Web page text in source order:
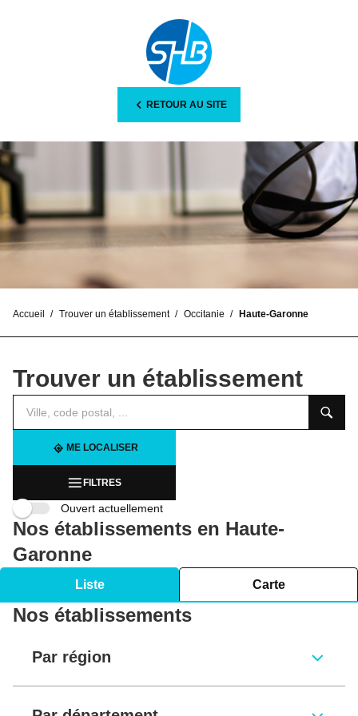
RETOUR AU SITE
Accueil Trouver un établissement Occitanie Haute-Garonne
Trouver un établissement
Veuillez
renseigner
ME LOCALISER
FILTRES
Ouvert actuellement
Nos établissements en Haute-
Garonne
Liste Carte
Nos établissements
Par région